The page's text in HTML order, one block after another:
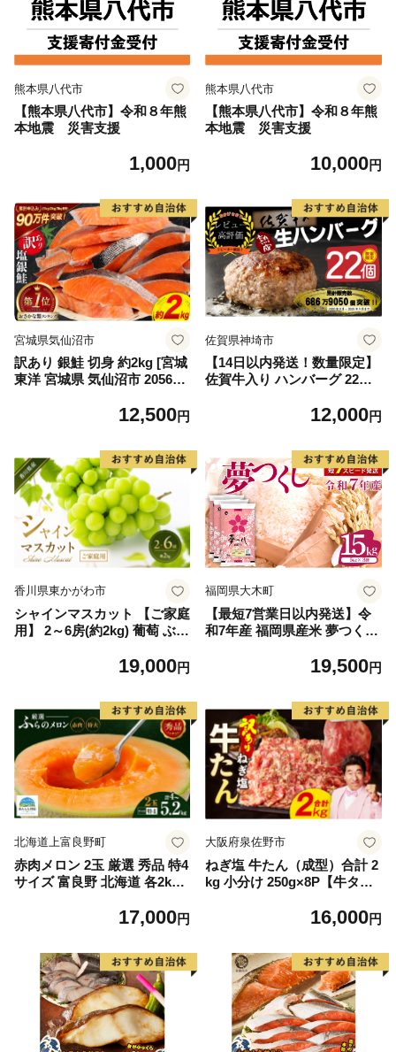
熊本県八代市
【熊本県八代市】令和８年熊
本地震 災害支援
1,000円
熊本県八代市
【熊本県八代市】令和８年熊
本地震 災害支援
10,000円
宮城県気仙沼市
訳あり 銀鮭 切身 約2kg [宮城
東洋 宮城県 気仙沼市 205649
格外 不揃い さけ サケ 鮭切身
切り身 魚 わけあり
12,500円
佐賀県神埼市
【14日以内発送！数量限定】
佐賀牛入り ハンバーグ 22個
毛和牛 ブランド牛 九州 ハン
(H083106)
12,000円
香川県東かがわ市
シャインマスカット 【ご家庭
用】 2～6房(約2kg) 葡萄 ぶど
もの 果実 旬の果物 旬のフル
19,000円
福岡県大木町
【最短7営業日以内発送】令
和7年産 福岡県産米 夢つくし
19,500円
北海道上富良野町
赤肉メロン 2玉 厳選 秀品 特4
サイズ 富良野 北海道 各2kg
富良野 メロン めろん 果物 く
17,000円
大阪府泉佐野市
ねぎ塩 牛たん（成型）合計 2
kg 小分け 250g×8P【牛タン
16,000円